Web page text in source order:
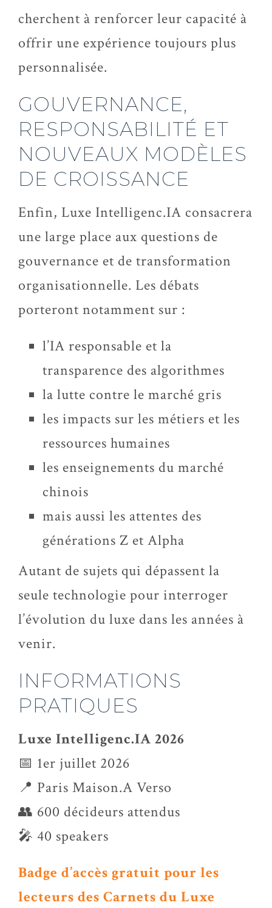
cherchent à renforcer leur capacité à
offrir une expérience toujours plus
personnalisée.
GOUVERNANCE,
RESPONSABILITÉ ET
NOUVEAUX MODÈLES
DE CROISSANCE
Enfin, Luxe Intelligenc.IA consacrera
une large place aux questions de
gouvernance et de transformation
organisationnelle. Les débats
porteront notamment sur :
l’IA responsable et la
transparence des algorithmes
la lutte contre le marché gris
les impacts sur les métiers et les
ressources humaines
les enseignements du marché
chinois
mais aussi les attentes des
générations Z et Alpha
Autant de sujets qui dépassent la
seule technologie pour interroger
l’évolution du luxe dans les années à
venir.
INFORMATIONS
PRATIQUES
Luxe Intelligenc.IA 2026
📅 1er juillet 2026
📍 Paris Maison.A Verso
👥 600 décideurs attendus
🎤 40 speakers
Badge d’accès gratuit pour les
lecteurs des Carnets du Luxe